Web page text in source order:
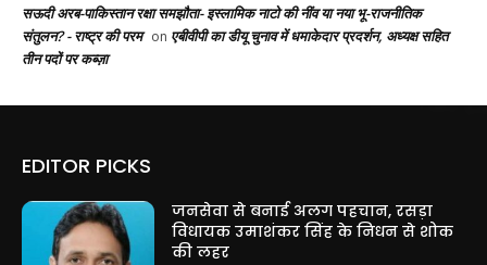
सऊदी अरब-पाकिस्तान रक्षा समझौता- इस्लामिक नाटो की नींव या नया भू-राजनीतिक
संतुलन? - राष्ट्र की परम on एबीवीपी का डीयू चुनाव में धमाकेदार प्रदर्शन, अध्यक्ष सहित
तीन पदों पर कब्ज़ा
EDITOR PICKS
जनसेवा से बनाई अलग पहचान, रसड़ा
विधायक उमाशंकर सिंह के निधन से शोक
की लहर